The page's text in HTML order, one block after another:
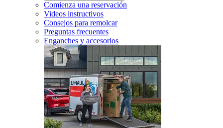
Comienza una reservación
Videos instructivos
Consejos para remolcar
Preguntas frecuentes
Enganches y accesorios